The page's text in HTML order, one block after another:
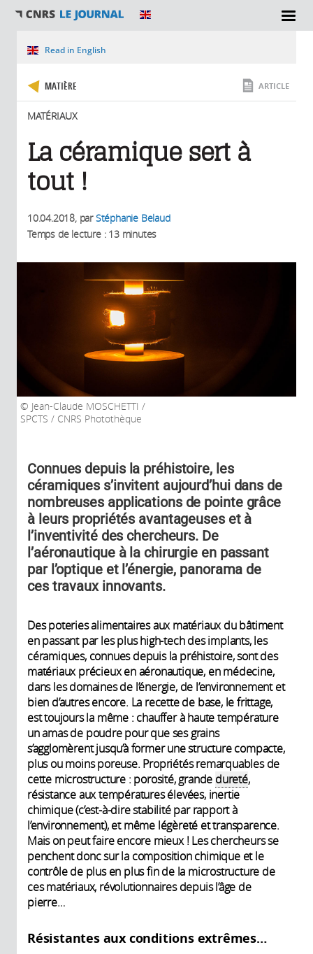
SECTIONS
Vous êtes ici
Read in English
MATIÈRE
MATÉRIAUX
ARTICLE
La céramique sert à
tout !
10.04.2018, parStéphanie Belaud
Temps de lecture : 13 minutes
Jean-Claude MOSCHETTI /
SPCTS / CNRS Photothèque
Connues depuis la préhistoire, les
céramiques s’invitent aujourd’hui dans de
nombreuses applications de pointe grâce
à leurs propriétés avantageuses et à
l’inventivité des chercheurs. De
l’aéronautique à la chirurgie en passant
par l’optique et l’énergie, panorama de
ces travaux innovants.
Des poteries alimentaires aux matériaux du bâtiment
en passant par les plus high-tech des implants, les
céramiques, connues depuis la préhistoire, sont des
matériaux précieux en aéronautique, en médecine,
dans les domaines de l’énergie, de l’environnement et
bien d’autres encore. La recette de base, le frittage,
est toujours la même : chauffer à haute température
un amas de poudre pour que ses grains
s’agglomèrent jusqu’à former une structure compacte,
plus ou moins poreuse. Propriétés remarquables de
cette microstructure : porosité, grande dureté,
résistance aux températures élevées, inertie
chimique (c’est-à-dire stabilité par rapport à
l’environnement), et même légèreté et transparence.
Mais on peut faire encore mieux ! Les chercheurs se
penchent donc sur la composition chimique et le
contrôle de plus en plus fin de la microstructure de
ces matériaux, révolutionnaires depuis l’âge de
pierre…
Résistantes aux conditions extrêmes…